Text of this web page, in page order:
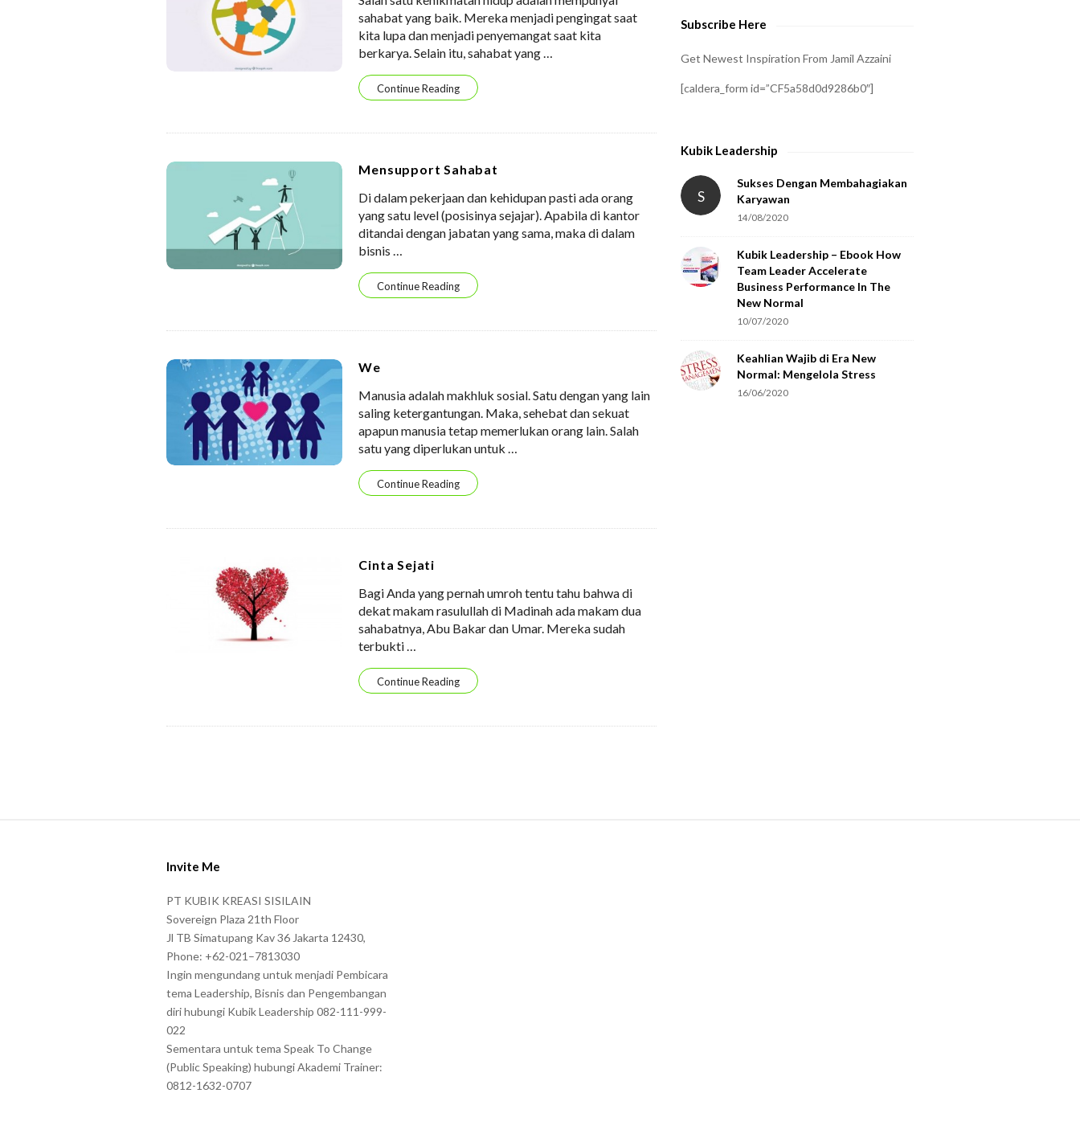
sahabat yang baik. Mereka menjadi pengingat saat
kita lupa dan menjadi penyemangat saat kita
berkarya. Selain itu, sahabat yang…
Continue Reading
Mensupport Sahabat
Di dalam pekerjaan dan kehidupan pasti ada orang
yang satu level (posisinya sejajar). Apabila di kantor
ditandai dengan jabatan yang sama, maka di dalam
bisnis …
Continue Reading
We
Manusia adalah makhluk sosial. Satu dengan yang lain
saling ketergantungan. Maka, sehebat dan sekuat
apapun manusia tetap memerlukan orang lain. Salah
satu yang diperlukan untuk …
Continue Reading
Cinta Sejati
Bagi Anda yang pernah umroh tentu tahu bahwa di
dekat makam rasulullah di Madinah ada makam dua
sahabatnya, Abu Bakar dan Umar. Mereka sudah
terbukti…
Continue Reading
Subscribe Here
Get Newest Inspiration From Jamil Azzaini
[caldera_form id=”CF5a58d0d9286b0″]
Kubik Leadership
S
Sukses Dengan Membahagiakan
Karyawan
14/08/2020
Kubik Leadership – Ebook How
Team Leader Accelerate
Business Performance In The
New Normal
10/07/2020
Keahlian Wajib di Era New
Normal: Mengelola Stress
16/06/2020
Invite Me
PT KUBIK KREASI SISILAIN
Sovereign Plaza 21th Floor
Jl TB Simatupang Kav 36 Jakarta 12430,
Phone: +62-021–7813030
Ingin mengundang untuk menjadi Pembicara
tema Leadership, Bisnis dan Pengembangan
diri hubungi Kubik Leadership 082-111-999-
022
Sementara untuk tema Speak To Change
(Public Speaking) hubungi Akademi Trainer:
0812-1632-0707